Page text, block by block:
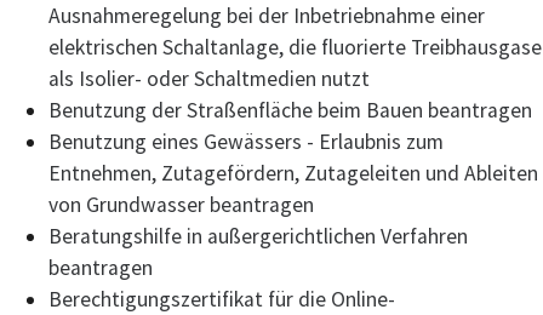
Ausnahmeregelung bei der Inbetriebnahme einer
elektrischen Schaltanlage, die fluorierte Treibhausgase
als Isolier- oder Schaltmedien nutzt
Benutzung der Straßenfläche beim Bauen beantragen
Benutzung eines Gewässers - Erlaubnis zum
Entnehmen, Zutagefördern, Zutageleiten und Ableiten
von Grundwasser beantragen
Beratungshilfe in außergerichtlichen Verfahren
beantragen
Berechtigungszertifikat für die Online-